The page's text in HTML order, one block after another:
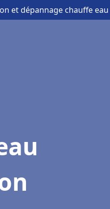
et dépannage chauffe eau